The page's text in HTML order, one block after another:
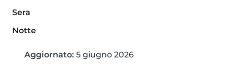
Sera
Notte
Aggiornato: 5 giugno 2026